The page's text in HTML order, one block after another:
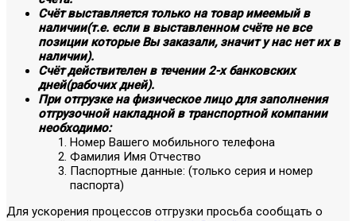
Счёт выставляется только на товар имеемый в
наличии(т.е. если в выставленном счёте не все
позиции которые Вы заказали, значит у нас нет их в
наличии).
Счёт действителен в течении 2-х банковских
дней(рабочих дней).
При отгрузке на физическое лицо для заполнения
отгрузочной накладной в транспортной компании
необходимо:
Номер Вашего мобильного телефона
Фамилия Имя Отчество
Паспортные данные: (только серия и номер
паспорта)
Для ускорения процессов отгрузки просьба сообщать о